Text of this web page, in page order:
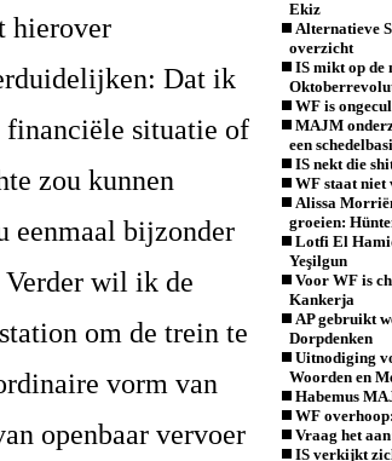
hierover
Dat ik
financiële situatie of
zou kunnen
eenmaal bijzonder
Verder wil ik de
om de trein te
vorm van
openbaar vervoer
Ekiz
Alternatieve
overzicht
IS mikt op de
WF is
MAJM
een
IS nekt die
WF staat niet
Alissa
groeien:
Lotfi El
Yeşilgun
Voor WF is
Kankerja
AP gebruikt
Dorpdenken
Uitnodiging
Woorden en
Habemus
WF
Vraag het
IS verkijkt